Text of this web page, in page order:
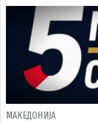
МАКЕДОНИЈА